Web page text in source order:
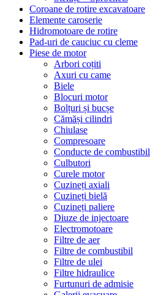
Coroane de rotire excavatoare
Elemente caroserie
Hidromotoare de rotire
Pad-uri de cauciuc cu cleme
Piese de motor
Arbori coțiti
Axuri cu came
Biele
Blocuri motor
Bolțuri și bucșe
Cămăși cilindri
Chiulase
Compresoare
Conducte de combustibil
Culbutori
Curele motor
Cuzineți axiali
Cuzineți bielă
Cuzineți paliere
Diuze de injectoare
Electromotoare
Filtre de aer
Filtre de combustibil
Filtre de ulei
Filtre hidraulice
Furtunuri de admisie